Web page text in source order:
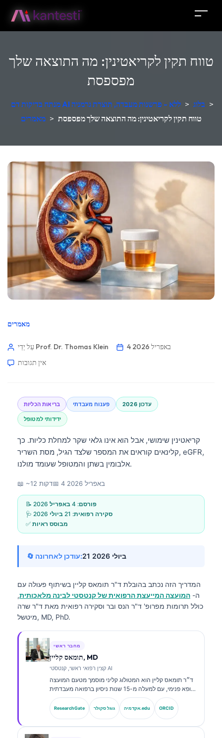
טווח תקין לקריאטינין: מה התוצאה שלך
מפספסת
מנתח בדיקות דם AI ללא - פרשנות מעבדה, תוצרת גרמניה > בלוג >
מאמרים > טווח תקין לקריאטינין: מה התוצאה שלך מפספסת
מאמרים
עַל יְדֵי Prof. Dr. Thomas Klein
4 באפריל 2026
אין תגובות
בריאות הכליות פענוח מעבדתי עדכון 2026
ידידותי למטופל
קריאטינין שימושי, אבל הוא אינו גלאי שקר למחלת כליות. כך
קלינאים קוראים את המספר שלצד הגיל, מסת השריר, eGFR,
אלבומין בשתן והמטופל שעומד מולנו.
📖 ~12 דקות📅 4 באפריל 2026
📝 פורסם: 4 באפריל 2026
🩺 סקירה רפואית: 21 ביולי 2026
✅ מבוסס ראיות
🔄 עודכן לאחרונה: 21 ביולי 2026
המדריך הזה נכתב בהובלת ד"ר תומאס קליין בשיתוף פעולה עם
ה- המועצה המייעצת הרפואית של קנטסטי לבינה מלאכותית,
כולל תרומות מפרופ' ד"ר הנס ובר וסקירה רפואית מאת ד"ר שרה
מיטשל, MD, PhD.
מחבר ראשי
תומאס קליין, MD
קצין רפואי ראשי, קנטסטי AI
ד״ר תומאס קליין הוא המטולוג קליני מוסמך מטעם המועצה
ורופא פנימי, עם למעלה מ-15 שנות ניסיון ברפואה מעבדתית
ובניתוח קליני בסיוע בינה מלאכותית. כמנהל הרפואה הראשי
ב-Kantesti AI, הוא מספק פיקוח קליני על הדיוק הרפואי של
רשת הנוירונים הקניינית. ד״ר קליין פרסם רבות בנושאי
ResearchGate גוגל סקולר אקדמיה.edu ORCID